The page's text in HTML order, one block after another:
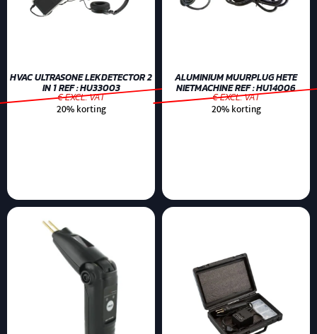
HVAC ULTRASONE LEKDETECTOR 2
IN 1 REF : HU33003
€ EXCL. VAT
20% korting
ALUMINIUM MUURPLUG HETE
NIETMACHINE REF : HU14006
€ EXCL. VAT
20% korting